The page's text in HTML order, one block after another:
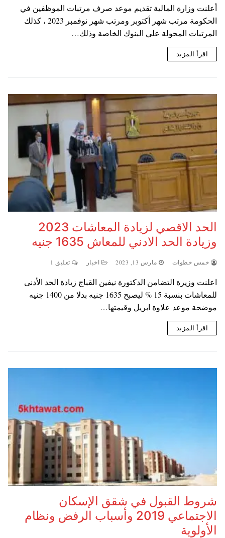
أعلنت وزارة المالية تقديم موعد صرف مرتبات الموظفين في
الحكومة مرتب شهر أكتوبر ومرتب شهر نوفمبر 2023 ، كذلك
المرتبات المحولة علي البنوك الخاصة وذلك…
اقرأ المزيد
الحد الاقصي لزيادة المعاشات 2023
وزيادة الحد الادني للمعاش 1635 جنيه
خمس خطوات مارس 13, 2023 اخبار تعليق 1
اعلنت وزيرة التضامن الدكتورة نيفين القباج زيادة الحد الأدنى
للمعاشات بنسبة 15 % ليصبح 1635 جنيه بدلا من 1400 جنيه
موضحة موعد علاوة ابريل وقيمتها…
اقرأ المزيد
شروط القبول في شقق الإسكان
الاجتماعي 2019 وأسباب الرفض ونظام
الأولوية